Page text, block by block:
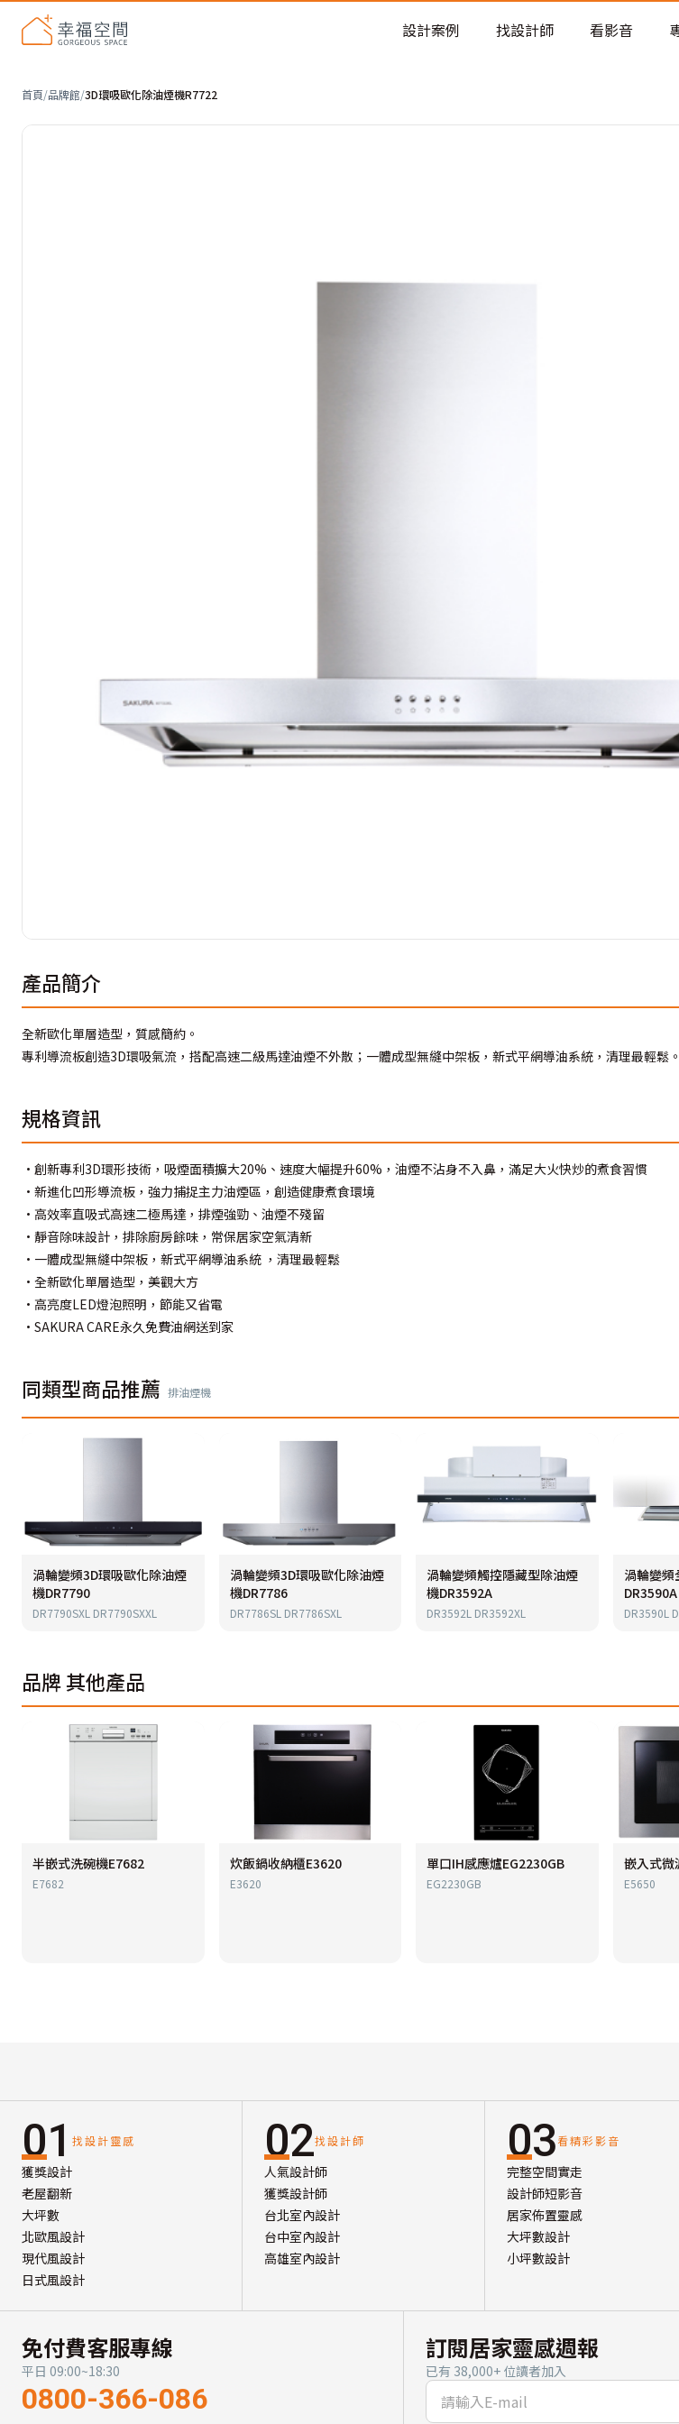
老屋預算分配與高 CP 值煥新
設計案例 找設計師 看影音
首頁/品牌館/3D環吸歐化除油煙機R7722
產品簡介
全新歐化單層造型，質感簡約。
專利導流板創造3D環吸氣流，搭配高速二級馬達油煙不外散；一體成型無縫中架板，新式平網導油系統，清理最輕鬆。
規格資訊
•創新專利3D環形技術，吸煙面積擴大20%、速度大幅提升60%，油煙不沾身不入鼻，滿足大火快炒的煮食習慣
•新進化凹形導流板，強力捕捉主力油煙區，創造健康煮食環境
•高效率直吸式高速二極馬達，排煙強勁、油煙不殘留
•靜音除味設計，排除廚房餘味，常保居家空氣清新
•一體成型無縫中架板，新式平網導油系統 ，清理最輕鬆
•全新歐化單層造型，美觀大方
•高亮度LED燈泡照明，節能又省電
•SAKURA CARE永久免費油網送到家
同類型商品推薦 排油煙機
渦輪變頻3D環吸歐化除油煙
機DR7790
DR7790SXL DR7790SXXL
渦輪變頻3D環吸歐化除油煙
機DR7786
DR7786SL DR7786SXL
渦輪變頻觸控隱藏型除油煙
機DR3592A
DR3592L DR3592XL
渦輪變
DR3590A
DR3590L
品牌其他產品
半嵌式洗碗機E7682
E7682
炊飯鍋收納櫃E3620
E3620
單口IH感應爐EG2230GB
EG2230GB
嵌入式微
E5650
01 找設計靈感
獲獎設計
老屋翻新
大坪數
北歐風設計
現代風設計
日式風設計
02找設計師
人氣設計師
獲獎設計師
台北室內設計
台中室內設計
高雄室內設計
03看精彩影音
完整空間實走
設計師短影音
居家佈置靈感
大坪數設計
小坪數設計
免付費客服專線
平日 09:00~18:30
0800-366-086
訂閱居家靈感週報
已有 38,000+ 位讀者加入